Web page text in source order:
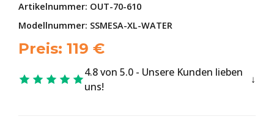
Artikelnummer: OUT-70-610
Modellnummer: SSMESA-XL-WATER
Preis: 119 €
4.8 von 5.0 - Unsere Kunden lieben
uns!